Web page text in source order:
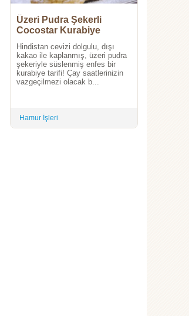
Üzeri Pudra Şekerli
Cocostar Kurabiye
Hindistan cevizi dolgulu, dışı
kakao ile kaplanmış, üzeri pudra
şekeriyle süslenmiş enfes bir
kurabiye tarifi! Çay saatlerinizin
vazgeçilmezi olacak b...
Hamur İşleri